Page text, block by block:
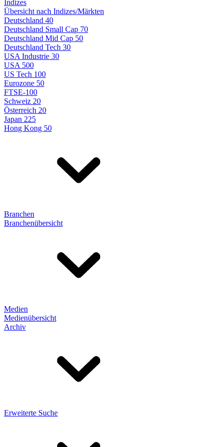
Indizes
Übersicht nach Indizes/Märkten
Deutschland 40
Deutschland Small Cap 70
Deutschland Mid Cap 50
Deutschland Tech 30
USA Industrie 30
USA 500
US Tech 100
Eurozone 50
FTSE-100
Schweiz 20
Österreich 20
Japan 225
Hong Kong 50
Branchen
Branchenübersicht
Medien
Medienübersicht
Archiv
Erweiterte Suche